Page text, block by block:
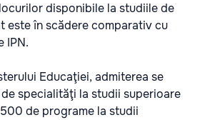
disponibile la studiile de
este în scădere comparativ cu
IPN.
Educaţiei, admiterea se
specialităţi la studii superioare
de programe la studii